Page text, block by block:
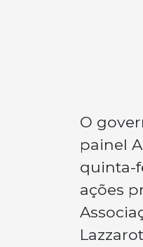
O
painel
quinta-
ações